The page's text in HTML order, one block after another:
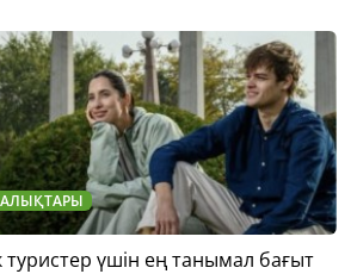
үшін ең танымал бағыт